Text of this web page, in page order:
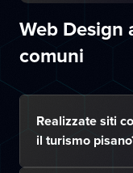
Web Design
comuni
Realizzate siti
il turismo